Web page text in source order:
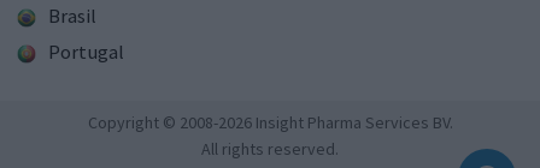
Brasil
Portugal
Copyright © 2008-2026 Insight Pharma Services BV.
All rights reserved.